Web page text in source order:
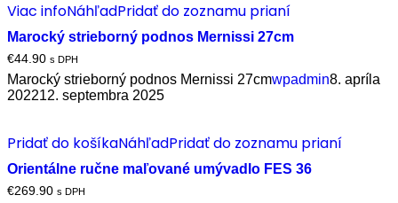
Viac infoNáhľadPridať do zoznamu prianí
Marocký strieborný podnos Mernissi 27cm
€44.90 s DPH
Marocký strieborný podnos Mernissi 27cmwpadmin8. apríla
202212. septembra 2025
Pridať do košíkaNáhľadPridať do zoznamu prianí
Orientálne ručne maľované umývadlo FES 36
€269.90 s DPH